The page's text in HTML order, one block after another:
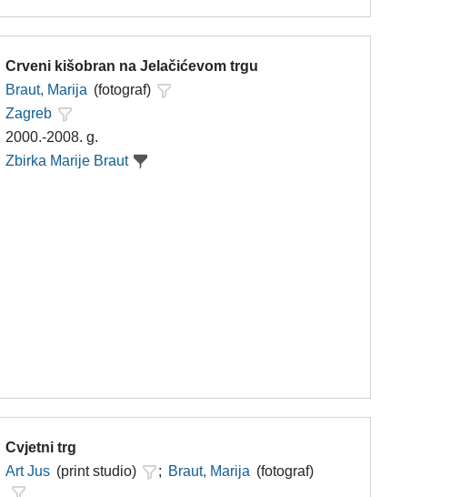
Crveni kišobran na Jelačićevom trgu
Braut, Marija (fotograf)
Zagreb
2000.-2008. g.
Zbirka Marije Braut
Cvjetni trg
Art Jus (print studio) ; Braut, Marija (fotograf)